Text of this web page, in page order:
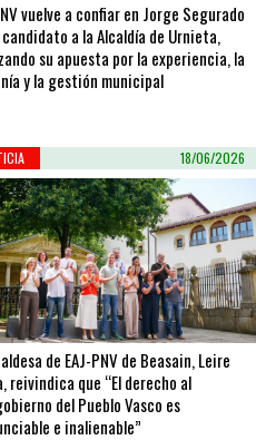
vuelve a confiar en Jorge Segurado
a la Alcaldía de Urnieta,
su apuesta por la experiencia, la
y la gestión municipal
18/06/2026
de EAJ-PNV de Beasain, Leire
reivindica que “El derecho al
del Pueblo Vasco es
e inalienable”